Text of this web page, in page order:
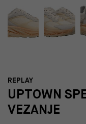
REPLAY
UPTOWN
VEZANJE